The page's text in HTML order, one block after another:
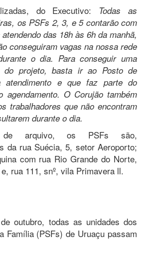
do Executivo: Todas as
os PSFs 2, 3, e 5 contarão com
das 18h às 6h da manhã,
conseguiram vagas na nossa rede
o dia. Para conseguir uma
do projeto, basta ir ao Posto de
atendimento e que faz parte do
agendamento. O Corujão também
trabalhadores que não encontram
durante o dia.
de arquivo, os PSFs são,
da rua Suécia, 5, setor Aeroporto;
com rua Rio Grande do Norte,
rua 111, snº, vila Primavera ll.
outubro, todas as unidades dos
Família (PSFs) de Uruaçu passam